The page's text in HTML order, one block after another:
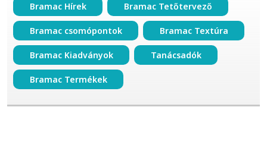
Bramac Hírek Bramac Tetőtervező
Bramac csomópontok Bramac Textúra
Bramac Kiadványok Tanácsadók
Bramac Termékek